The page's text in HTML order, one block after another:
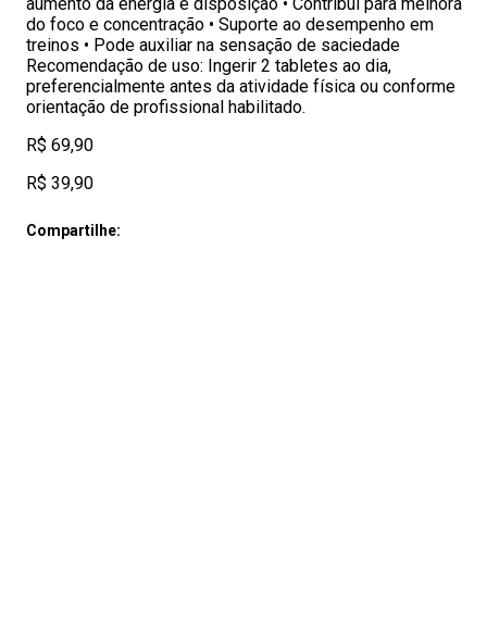
do foco e concentração • Suporte ao desempenho em
treinos • Pode auxiliar na sensação de saciedade
Recomendação de uso: Ingerir 2 tabletes ao dia,
preferencialmente antes da atividade física ou conforme
orientação de profissional habilitado.
R$ 69,90
R$ 39,90
Compartilhe: